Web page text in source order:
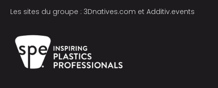
Les sites du groupe : 3Dnatives.com et Additiv.events